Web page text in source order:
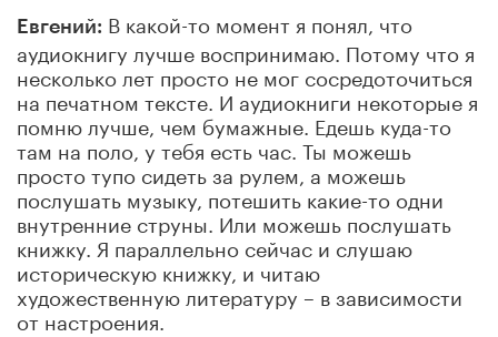
Евгений: В какой-то момент я понял, что
аудиокнигу лучше воспринимаю. Потому что я
несколько лет просто не мог сосредоточиться
на печатном тексте. И аудиокниги некоторые я
помню лучше, чем бумажные. Едешь куда-то
там на поло, у тебя есть час. Ты можешь
просто тупо сидеть за рулем, а можешь
послушать музыку, потешить какие-то одни
внутренние струны. Или можешь послушать
книжку. Я параллельно сейчас и слушаю
историческую книжку, и читаю
художественную литературу – в зависимости
от настроения.